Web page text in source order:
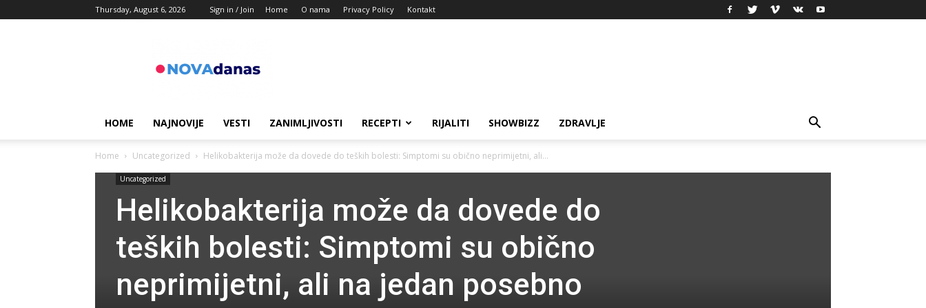
Thursday, August 6, 2026 Sign in / Join Home O nama Privacy Policy Kontakt
HOME NAJNOVIJE VESTI ZANIMLJIVOSTI RECEPTI RIJALITI SHOWBIZZ ZDRAVLJE
Home Uncategorized Helikobakterija može da dovede do teških bolesti: Simptomi su obično neprimijetni, ali...
Uncategorized
Helikobakterija može da dovede do
teških bolesti: Simptomi su obično
neprimijetni, ali na jedan posebno